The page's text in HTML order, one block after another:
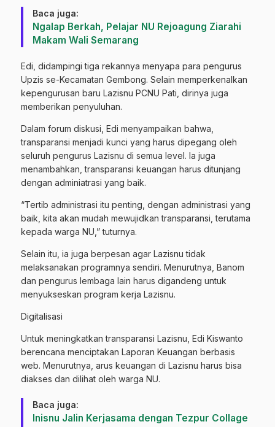
Baca juga:
Ngalap Berkah, Pelajar NU Rejoagung Ziarahi
Makam Wali Semarang
Edi, didampingi tiga rekannya menyapa para pengurus
Upzis se-Kecamatan Gembong. Selain memperkenalkan
kepengurusan baru Lazisnu PCNU Pati, dirinya juga
memberikan penyuluhan.
Dalam forum diskusi, Edi menyampaikan bahwa,
transparansi menjadi kunci yang harus dipegang oleh
seluruh pengurus Lazisnu di semua level. Ia juga
menambahkan, transparansi keuangan harus ditunjang
dengan adminiatrasi yang baik.
“Tertib administrasi itu penting, dengan administrasi yang
baik, kita akan mudah mewujidkan transparansi, terutama
kepada warga NU,” tuturnya.
Selain itu, ia juga berpesan agar Lazisnu tidak
melaksanakan programnya sendiri. Menurutnya, Banom
dan pengurus lembaga lain harus digandeng untuk
menyukseskan program kerja Lazisnu.
Digitalisasi
Untuk meningkatkan transparansi Lazisnu, Edi Kiswanto
berencana menciptakan Laporan Keuangan berbasis
web. Menurutnya, arus keuangan di Lazisnu harus bisa
diakses dan dilihat oleh warga NU.
Baca juga:
‎Inisnu Jalin Kerjasama dengan Tezpur Collage